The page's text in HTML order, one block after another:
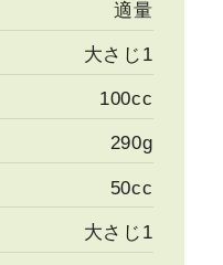
適量
大さじ1
100cc
290g
50cc
大さじ1